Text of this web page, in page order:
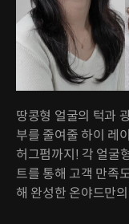
땅콩형 얼굴의 턱과
부를 줄여줄 하이 레
허그펌까지! 각 얼굴
트를 통해 고객 만족
해 완성한 온야드만